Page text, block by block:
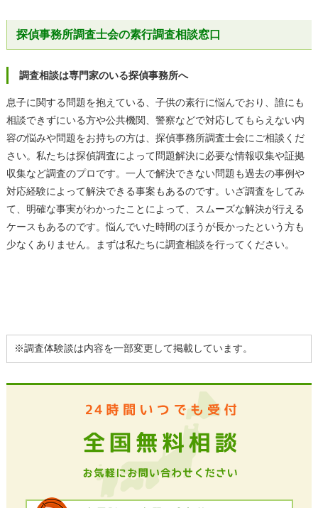
探偵事務所調査士会の素行調査相談窓口
調査相談は専門家のいる探偵事務所へ
息子に関する問題を抱えている、子供の素行に悩んでおり、誰にも
相談できずにいる方や公共機関、警察などで対応してもらえない内
容の悩みや問題をお持ちの方は、探偵事務所調査士会にご相談くだ
さい。私たちは探偵調査によって問題解決に必要な情報収集や証拠
収集など調査のプロです。一人で解決できない問題も過去の事例や
対応経験によって解決できる事案もあるのです。いざ調査をしてみ
て、明確な事実がわかったことによって、スムーズな解決が行える
ケースもあるのです。悩んでいた時間のほうが長かったという方も
少なくありません。まずは私たちに調査相談を行ってください。
※調査体験談は内容を一部変更して掲載しています。